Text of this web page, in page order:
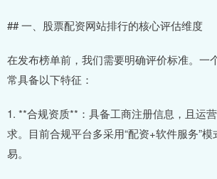
## 一、股票配资网站排行的核心评估维度
在发布榜单前，我们需要明确评价标准。一
常具备以下特征：
1. **合规资质**：具备工商注册信息，且运
求。目前合规平台多采用“配资+软件服务”
易。